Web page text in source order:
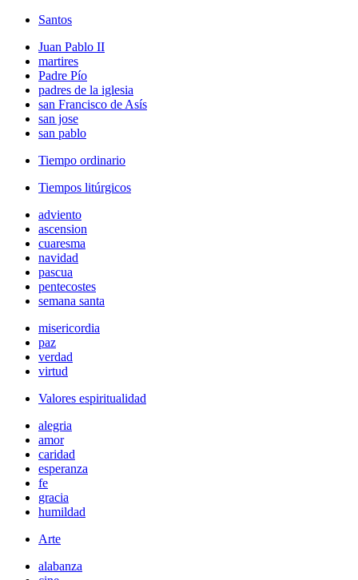
Santos
Juan Pablo II
martires
Padre Pío
padres de la iglesia
san Francisco de Asís
san jose
san pablo
Tiempo ordinario
Tiempos litúrgicos
adviento
ascension
cuaresma
navidad
pascua
pentecostes
semana santa
misericordia
paz
verdad
virtud
Valores espiritualidad
alegria
amor
caridad
esperanza
fe
gracia
humildad
Arte
alabanza